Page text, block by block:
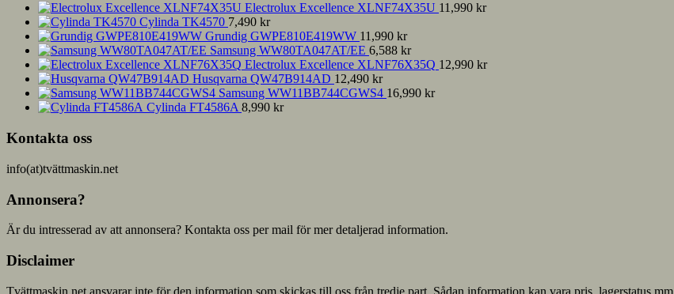
Electrolux Excellence XLNF74X35U 11,990 kr
Cylinda TK4570 7,490 kr
Grundig GWPE810E419WW 11,990 kr
Samsung WW80TA047AT/EE 6,588 kr
Electrolux Excellence XLNF76X35Q 12,990 kr
Husqvarna QW47B914AD 12,490 kr
Samsung WW11BB744CGWS4 16,990 kr
Cylinda FT4586A 8,990 kr
Kontakta oss
info(at)tvättmaskin.net
Annonsera?
Är du intresserad av att annonsera? Kontakta oss per mail för mer detaljerad information.
Disclaimer
Tvättmaskin.net ansvarar inte för den information som skickas till oss från tredje part. Sådan information kan vara pris, lagerstatus mm.